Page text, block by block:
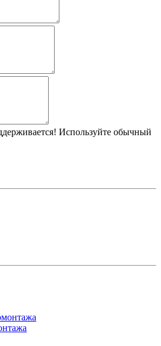
Используйте обычный